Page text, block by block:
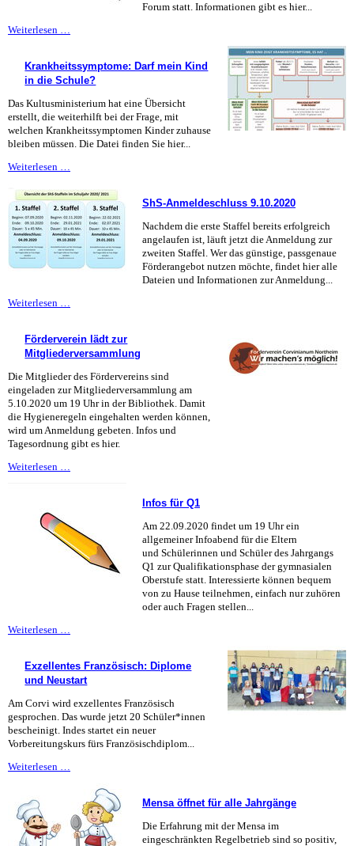
Forum statt. Informationen gibt es hier...
Weiterlesen …
Krankheitssymptome: Darf mein Kind
in die Schule?
Das Kultusministerium hat eine Übersicht
erstellt, die weiterhilft bei der Frage, mit
welchen Krankheitssymptomen Kinder zuhause
bleiben müssen. Die Datei finden Sie hier...
Weiterlesen …
mein
Kind
in
die
Schule?
ShS-Anmeldeschluss 9.10.2020
Nachdem die erste Staffel bereits erfolgreich
angelaufen ist, läuft jetzt die Anmeldung zur
zweiten Staffel. Wer das günstige, passgenaue
Förderangebot nutzen möchte, findet hier alle
Dateien und Informationen zur Anmeldung...
Weiterlesen …
Förderverein lädt zur
Mitgliederversammlung
Die Mitglieder des Fördervereins sind
eingeladen zur Mitgliederversammlung am
5.10.2020 um 19 Uhr in der Bibliothek. Damit
die Hygieneregeln eingehalten werden können,
wird um Anmeldung gebeten. Infos und
Tagesordnung gibt es hier.
Weiterlesen …
MitgliederversammlungInfos für Q1
Am 22.09.2020 findet um 19 Uhrein
allgemeiner Infoabend für die Eltern
und Schülerinnen und Schüler des Jahrgangs
Q1 zur Qualifikationsphase der gymnasialen
Oberstufe statt. Interessierte können bequem
von zu Hause teilnehmen, einfach nur zuhören
oder auch Fragen stellen...
Weiterlesen …
Exzellentes Französisch: Diplome
und Neustart
Am Corvi wird exzellentes Französisch
gesprochen. Das wurde jetzt 20 Schüler*innen
bescheinigt. Indes startet ein neuer
Vorbereitungskurs fürs Französischdiplom...
Weiterlesen …
Diplome
und
Neustart
Mensa öffnet für alle Jahrgänge
Die Erfahrung mit der Mensa im
eingeschränkten Regelbetrieb sind so positiv,